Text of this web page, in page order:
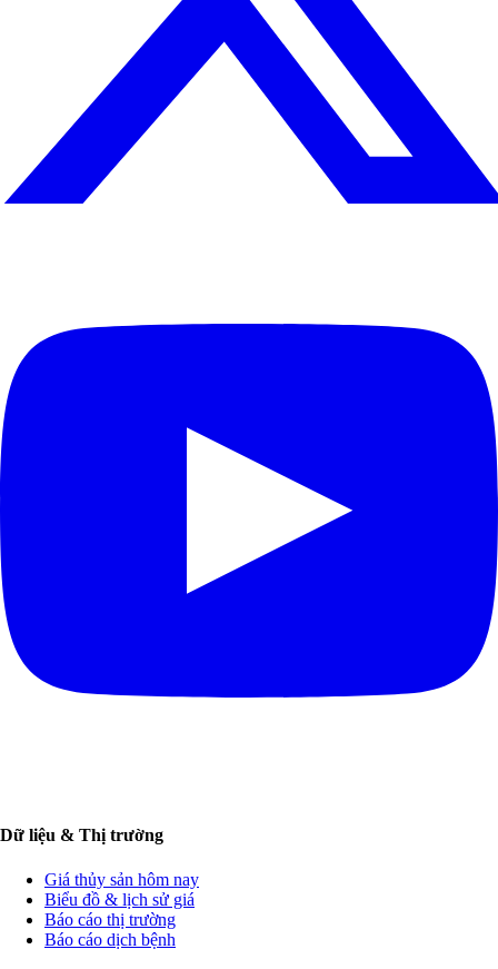
Dữ liệu & Thị trường
Giá thủy sản hôm nay
Biểu đồ & lịch sử giá
Báo cáo thị trường
Báo cáo dịch bệnh